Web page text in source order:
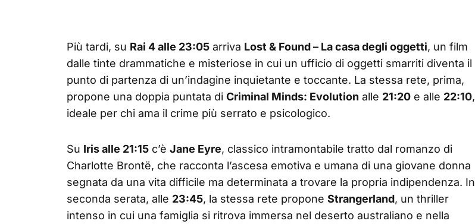
Più tardi, su Rai 4 alle 23:05 arriva Lost & Found – La casa degli oggetti, un film
dalle tinte drammatiche e misteriose in cui un ufficio di oggetti smarriti diventa il
punto di partenza di un’indagine inquietante e toccante. La stessa rete, prima,
propone una doppia puntata di Criminal Minds: Evolution alle 21:20 e alle 22:10,
ideale per chi ama il crime più serrato e psicologico.
Su Iris alle 21:15 c’è Jane Eyre, classico intramontabile tratto dal romanzo di
Charlotte Brontë, che racconta l’ascesa emotiva e umana di una giovane donna
segnata da una vita difficile ma determinata a trovare la propria indipendenza. In
seconda serata, alle 23:45, la stessa rete propone Strangerland, un thriller
intenso in cui una famiglia si ritrova immersa nel deserto australiano e nella